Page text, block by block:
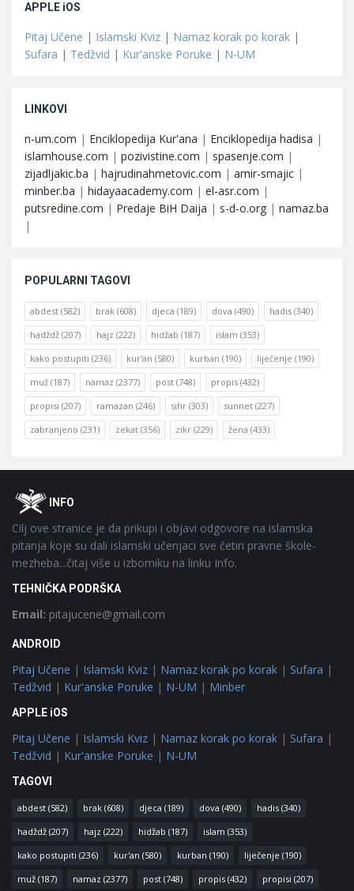
APPLE iOS
Pitaj Učene | Islamski Kviz | Namaz korak po korak |
Sufara | Tedžvid | Kur'anske Poruke | N-UM
LINKOVI
n-um.com | Enciklopedija Kur'ana | Enciklopedija hadisa |
islamhouse.com | pozivistine.com | spasenje.com |
zijadljakic.ba | hajrudinahmetovic.com | amir-smajic |
minber.ba | hidayaacademy.com | el-asr.com |
putsredine.com | Predaje BiH Daija | s-d-o.org | namaz.ba
|
POPULARNI TAGOVI
abdest (582) brak (608) djeca (189) dova (490) hadis (340)
hadždž (207) hajz (222) hidžab (187) islam (353)
kako postupiti (236) kur'an (580) kurban (190) liječenje (190)
muž (187) namaz (2377) post (748) propis (432)
propisi (207) ramazan (246) sihr (303) sunnet (227)
zabranjeno (231) zekat (356) zikr (229) žena (433)
FooterOINFO
Cilj ove stranice je da prikupi i objavi odgovore na islamska
pitanja koje su dali islamski učenjaci sve četiri pravne škole-
mezheba...čitaj više u izborniku na linku Info.
TEHNIČKA PODRŠKA
Email: pitajucene@gmail.com
ANDROID
Pitaj Učene | Islamski Kviz | Namaz korak po korak | Sufara |
Tedžvid | Kur'anske Poruke | N-UM | Minber
APPLE iOS
Pitaj Učene | Islamski Kviz | Namaz korak po korak | Sufara |
Tedžvid | Kur'anske Poruke | N-UM
TAGOVI
abdest (582) brak (608) djeca (189) dova (490) hadis (340)
hadždž (207) hajz (222) hidžab (187) islam (353)
kako postupiti (236) kur'an (580) kurban (190) liječenje (190)
muž (187) namaz (2377) post (748) propis (432) propisi (207)